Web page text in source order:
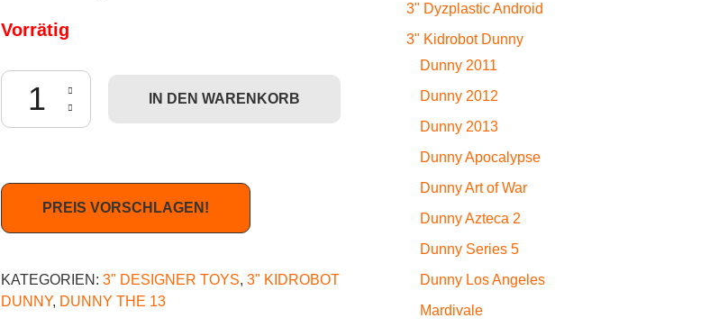
Vorrätig
Dunny The 13 - Fish Menge
IN DEN WARENKORB
PREIS VORSCHLAGEN!
KATEGORIEN: 3" DESIGNER TOYS, 3" KIDROBOT
DUNNY, DUNNY THE 13
3" Dyzplastic Android
3" Kidrobot Dunny
Dunny 2011
Dunny 2012
Dunny 2013
Dunny Apocalypse
Dunny Art of War
Dunny Azteca 2
Dunny Series 5
Dunny Los Angeles
Mardivale